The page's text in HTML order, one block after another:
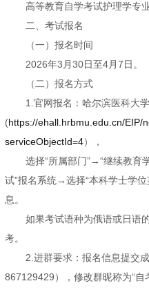
高等教育自学考试护理学专
二、考试报名
（一）报名时间
2026年3月30日至4月7日。
（二）报名方式
1.官网报名：哈尔滨医科大
(https://ehall.hrbmu.edu.cn/EIP/
serviceObjectId=4），
选择“所属部门”→“继续教育
试”报名系统→选择“本科学士学
息。
如果考试语种为俄语或日语
考。
2.进群要求：报名信息提交
867129429），修改群昵称为“自